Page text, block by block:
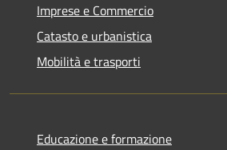
Imprese e Commercio
Catasto e urbanistica
Mobilità e trasporti
Educazione e formazione